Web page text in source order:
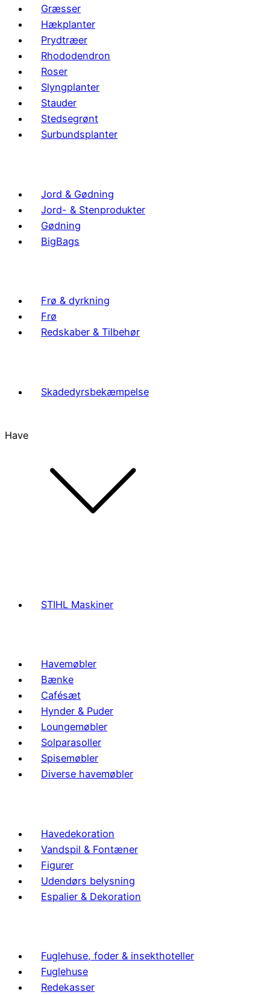
Græsser
Hækplanter
Prydtræer
Rhododendron
Roser
Slyngplanter
Stauder
Stedsegrønt
Surbundsplanter
Jord & Gødning
Jord- & Stenprodukter
Gødning
BigBags
Frø & dyrkning
Frø
Redskaber & Tilbehør
Skadedyrsbekæmpelse
Have
STIHL Maskiner
Havemøbler
Bænke
Cafésæt
Hynder & Puder
Loungemøbler
Solparasoller
Spisemøbler
Diverse havemøbler
Havedekoration
Vandspil & Fontæner
Figurer
Udendørs belysning
Espalier & Dekoration
Fuglehuse, foder & insekthoteller
Fuglehuse
Redekasser